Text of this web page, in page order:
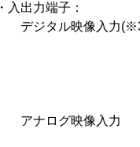
・入出力端子：
デジタル映像入力
DVI-D 24ピ
［AV入
HDMI×2(PC
アナログ映像入力
D-Sub 15